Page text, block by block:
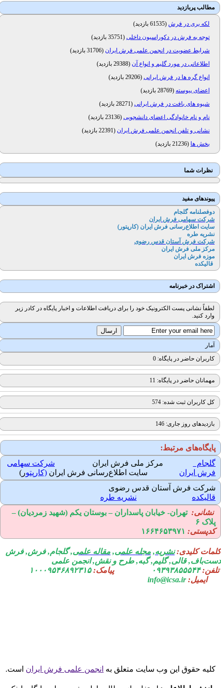
مطالب پربازدید
لکه بری در فرش( 61535 بازدید
)
توجه به فرش در دکوراسیون داخلی( 35751 بازدید
)
شرایط عضویت در انجمن علمی فرش ایران (31706 بازدید
)
اطلاعاتی در مورد گلیم و انواع آن (29388 بازدید
)
انواع گره ها در فرش ایرانی( 29206 بازدید
)
اعضای پیوسته(28769 بازدید
)
شیوه های بافت در فرش ایرانی( 28271 بازدید
)
نام و نام خانوادگی اعضای دانشجویی( 23136 بازدید
)
نشانی و تلفن انجمن علمی فرش ایران (22391 بازدید
)
بخش ها (21236 بازدید )
نظرات شما
پیوندهای مفید
دوفصلنامه گلجام
شرکت سهامی فرش ایران
سایت اطلاع‌رسانی فرش ایران (کارپتور)
نشریه طره
شرکت فرش آستان قدس رضوی
مرکز ملی فرش ایران
موزه فرش ایران
قالیکده
اشتراک در خبرنامه
لطفاً نشانی پست الکترونیک خود را برای دریافت اطلاعات و اخبار پایگاه در کادر زیر
وارد کنید.
آمار
کاربران حاضر در پایگاه: 0
مهمانان حاضر در پایگاه: 11
کل کاربران ثبت شده: 574
بازدیدهای روز جاری: 146
پایگاه‌های مرتبط:
گلجام
مرکز ملی فرش ایران
شرکت سهامی
فرش ایران سایت اطلاع‌رسانی فرش ایران(کارپتور)
شرکت فرش آستان قدس رضوی
قالیکده
نشریه طره
نشانی: تهران-خیابان پاسداران – بوستان یکم (شهید زمردیان) –
پلاک ۶
کدپستی:۱۶۶۴۶۵۳۹۷۱
کلیدی: نشریه,مجله علمی,مقاله علمی, گلجام, فرش, فرش
قالی, گلیم, گبه, طرح و نقش, انجمن علمی
۰۹۳۹۳۸۵۵۵۴۴ پیامک:
۱۰۰۰۹۵۴۶۸۹۲۳۱۵
ایمیل:info@icsa.ir
کلیه حقوق این وب سایت متعلق به انجمن علمی فرش ایران است.